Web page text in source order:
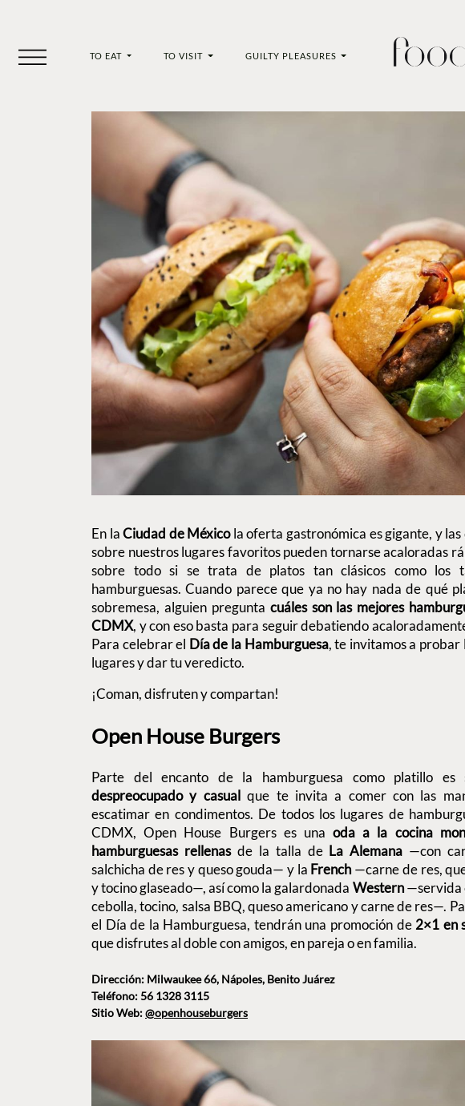
TO EAT TO VISIT GUILTY PLEASURES
En laCiudad de Méxicola oferta gastronómica es gigante, y las
sobre nuestros lugares favoritos pueden tornarse acaloradas
sobre todo si se trata de platos tan clásicos como los
hamburguesas. Cuando parece que ya no hay nada de qué
sobremesa, alguien pregunta cuáles son las mejores
CDMX, y con eso basta para seguir debatiendo
Para celebrar el Día de la Hamburguesa, te invitamos a probar
lugares y dar tu veredicto.
¡Coman, disfruten y compartan!
Open House Burgers
Parte del encanto de la hamburguesa como platillo es
despreocupado y casualque te invita a comer con las
escatimar en condimentos. De todos los lugares de
CDMX, Open House Burgers es unaoda a la cocina
hamburguesas rellenasde la talla deLa Alemana —con
salchicha de res y queso gouda— y la French —carne de res,
y tocino glaseado—, así como la galardonada Western—servida
cebolla, tocino, salsa BBQ, queso americano y carne de res—.
el Día de la Hamburguesa, tendrán una promoción de2×1 en
que disfrutes al doble con amigos, en pareja o en familia.
Dirección: Milwaukee 66, Nápoles, Benito Juárez
Teléfono: 56 1328 3115
Sitio Web:@openhouseburgers